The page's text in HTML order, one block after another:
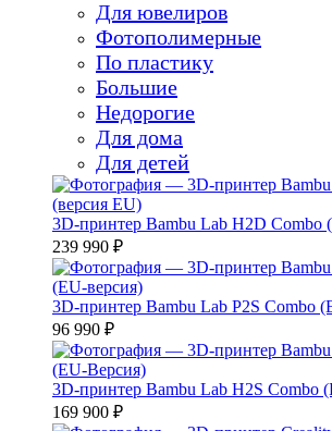
Для ювелиров
Фотополимерные
По пластику
Большие
Недорогие
Для дома
Для детей
3D-принтер Bambu Lab H2D Combo
239 990 ₽
3D-принтер Bambu Lab P2S Combo
96 990 ₽
3D-принтер Bambu Lab H2S Combo
169 900 ₽